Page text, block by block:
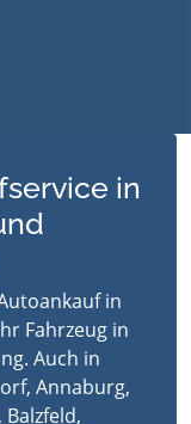
in
in
Fahrzeug in
Auch in
Annaburg,